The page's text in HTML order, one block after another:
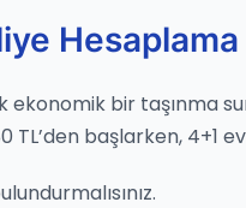
Hesaplama
ekonomik bir taşınma
başlarken, 4+1